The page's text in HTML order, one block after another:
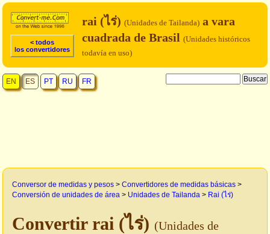
< todos
los convertidores
rai (ไร่) (Unidades de Tailanda) a vara
cuadrada de Brasil (Unidades históricos
todavía en uso)
EN ES PT RU FR
Conversor de medidas y pesos > Convertidores de medidas básicas >
Conversión de unidades de área > Unidades de Tailanda > Rai (ไร่)
Convertir rai (ไร่) (Unidades de